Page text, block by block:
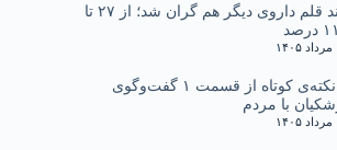
چند قلم داروی دیگر هم گران شد؛ از ۲۷ تا
۶ نکته‌ی کوتاه از قسمت ۱ گفت‌وگوی
با مردم